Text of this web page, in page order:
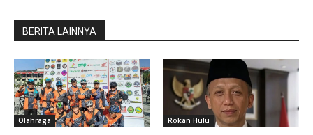
BERITA LAINNYA
Olahraga Rokan Hulu